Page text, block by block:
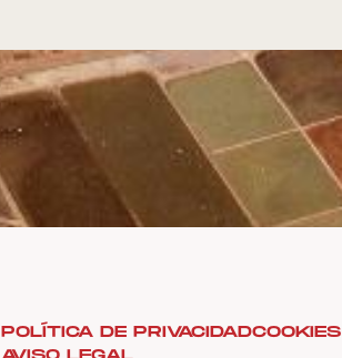
POLÍTICA DE PRIVACIDADCOOKIES